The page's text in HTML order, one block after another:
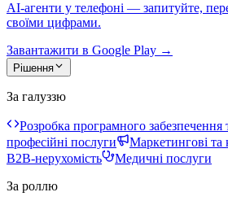
AI-агенти у телефоні — запитуйте,
своїми цифрами.
Завантажити в Google Play →
Рішення
За галуззю
Розробка програмного забезпечення
професійні послуги
Маркетингові та
B2B-нерухомість
Медичні послуги
За роллю